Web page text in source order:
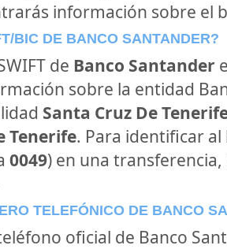
información sobre el
BIC DE BANCO SANTANDER?
de Banco Santander
sobre la entidad
Santa Cruz De
Tenerife. Para identificar
0049) en una
TELEFÓNICO DE BANCO
oficial de Banco